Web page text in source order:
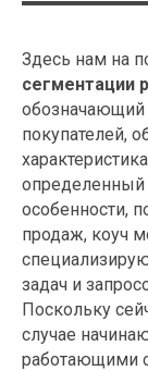
Здесь нам на
сегментации
обозначающий
покупателей,
определенный
особенности,
продаж, коуч
задач и
Поскольку
случае
работающими